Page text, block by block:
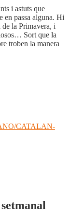
i astuts que
en passa alguna. Hi
de la Primavera, i
Sort que la
troben la manera
CATALAN-